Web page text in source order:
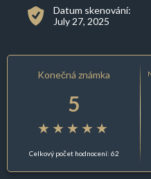
Datum skenování:
July 27, 2025
Konečná známka
5
Celkový počet hodnocení: 62